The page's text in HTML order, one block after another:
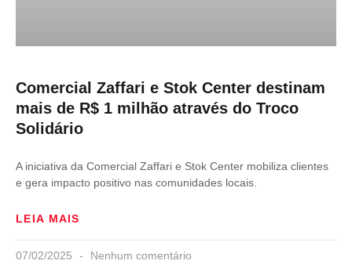
Comercial Zaffari e Stok Center destinam
mais de R$ 1 milhão através do Troco
Solidário
A iniciativa da Comercial Zaffari e Stok Center mobiliza clientes
e gera impacto positivo nas comunidades locais.
LEIA MAIS
07/02/2025 Nenhum comentário